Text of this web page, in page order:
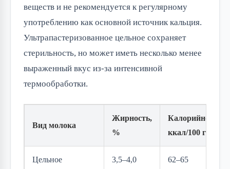
веществ и не рекомендуется к регулярному
употреблению как основной источник кальция.
Ультрапастеризованное цельное сохраняет
стерильность, но может иметь несколько менее
выраженный вкус из-за интенсивной
термообработки.
Вид молока
Жирность,
%
Калорийность,
ккал/100 г
Цельное
3,5–4,0 62–65